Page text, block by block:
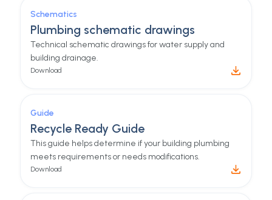
Schematics
Plumbing schematic drawings
Technical schematic drawings for water supply and
building drainage.
Download
Guide
Recycle Ready Guide
This guide helps determine if your building plumbing
meets requirements or needs modifications.
Download